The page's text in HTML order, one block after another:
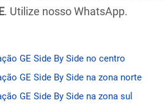
. Utilize nosso WhatsApp.
GE Side By Side no centro
GE Side By Side na zona norte
GE Side By Side na zona sul